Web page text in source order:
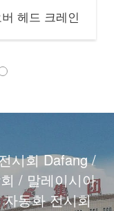
헤드 크레인
시회 Dafang /
/ 말레이시아
동화 전시회